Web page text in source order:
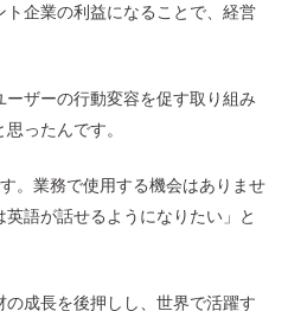
ト企業の利益になることで、経営
ザーの行動変容を促す取り組み
ったんです。
。業務で使用する機会はありませ
語が話せるようになりたい」と
成長を後押しし、世界で活躍す